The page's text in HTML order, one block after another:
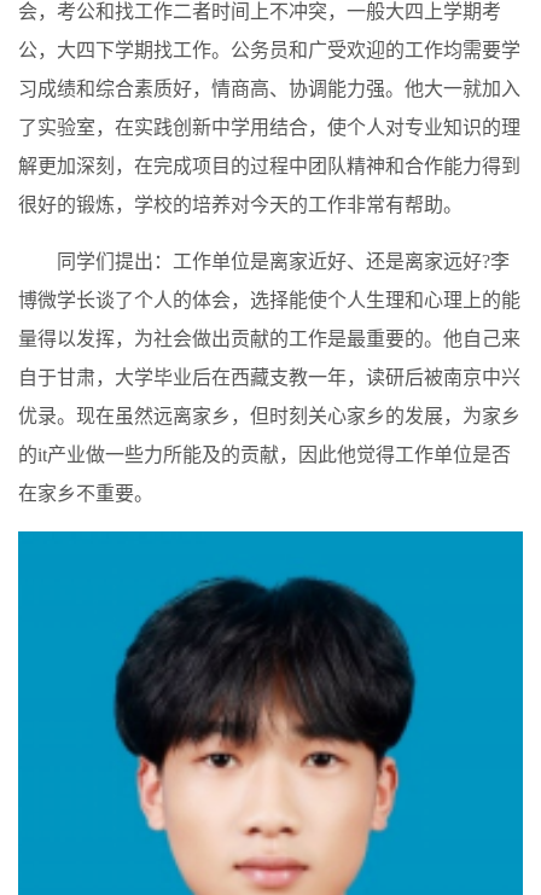
会，考公和找工作二者时间上不冲突，一般大四上学期考
公，大四下学期找工作。公务员和广受欢迎的工作均需要学
习成绩和综合素质好，情商高、协调能力强。他大一就加入
了实验室，在实践创新中学用结合，使个人对专业知识的理
解更加深刻，在完成项目的过程中团队精神和合作能力得到
很好的锻炼，学校的培养对今天的工作非常有帮助。
同学们提出：工作单位是离家近好、还是离家远好?李
博微学长谈了个人的体会，选择能使个人生理和心理上的能
量得以发挥，为社会做出贡献的工作是最重要的。他自己来
自于甘肃，大学毕业后在西藏支教一年，读研后被南京中兴
优录。现在虽然远离家乡，但时刻关心家乡的发展，为家乡
的it产业做一些力所能及的贡献，因此他觉得工作单位是否
在家乡不重要。